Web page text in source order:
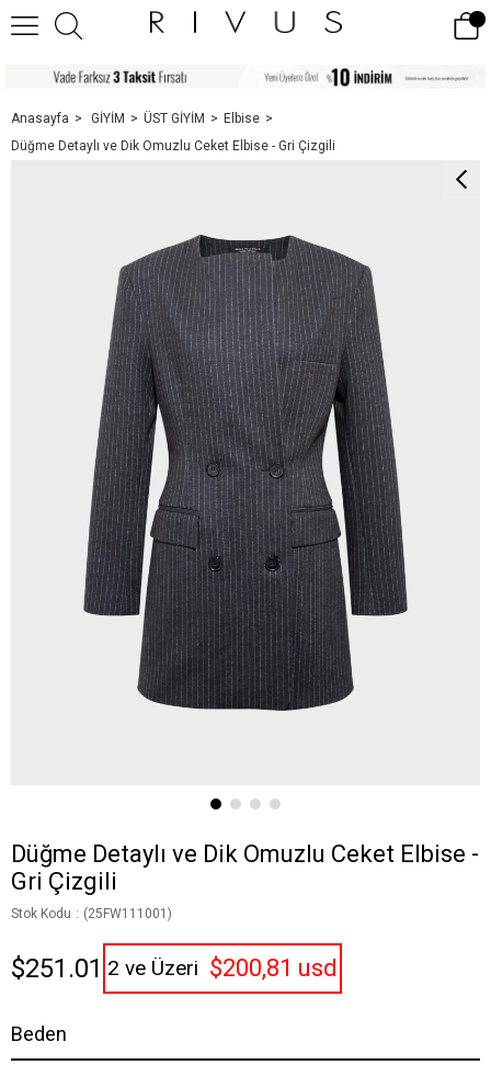
Anasayfa GİYİM ÜST GİYİM
Elbise
Düğme Detaylı ve Dik Omuzlu Ceket Elbise - Gri Çizgili
Düğme Detaylı ve Dik Omuzlu Ceket Elbise -
Gri Çizgili
Stok Kodu (25FW111001)
$251.01 2 ve Üzeri $200,81 usd
Beden